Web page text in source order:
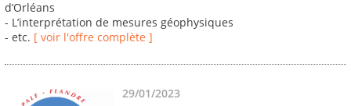
d’Orléans
- L’interprétation de mesures géophysiques
- etc. [ voir l'offre complète ]
29/01/2023